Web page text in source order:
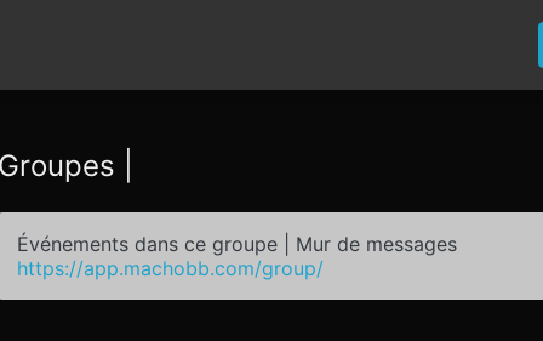
Groupes |
Événements dans ce groupe | Mur de messages
https://app.machobb.com/group/